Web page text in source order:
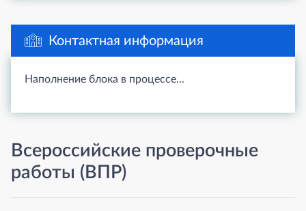
Контактная информация
Наполнение блока в процессе...
Всероссийские проверочные
работы (ВПР)